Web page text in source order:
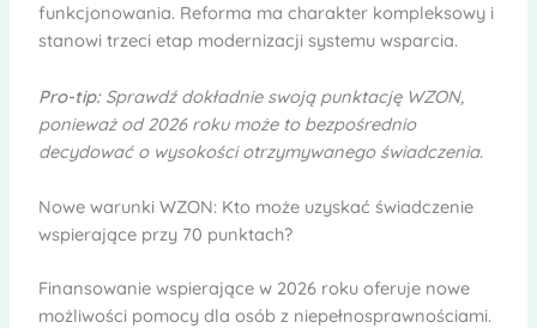
funkcjonowania. Reforma ma charakter kompleksowy i
stanowi trzeci etap modernizacji systemu wsparcia.
Pro-tip: Sprawdź dokładnie swoją punktację WZON,
ponieważ od 2026 roku może to bezpośrednio
decydować o wysokości otrzymywanego świadczenia.
Nowe warunki WZON: Kto może uzyskać świadczenie
wspierające przy 70 punktach?
Finansowanie wspierające w 2026 roku oferuje nowe
możliwości pomocy dla osób z niepełnosprawnościami.